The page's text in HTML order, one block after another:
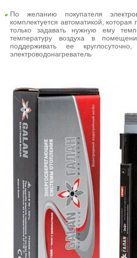
По желанию покупателя
комплектуется автоматикой,
только задавать нужную ему
температуру воздуха в
поддерживать ее
электроводонагреватель